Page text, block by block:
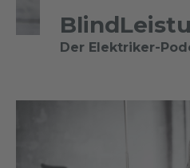
Der Elektriker-